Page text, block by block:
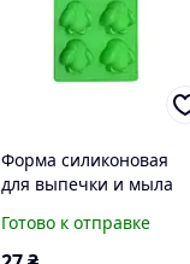
Форма силиконовая
для выпечки и мыла
18 х 3 см на 6 ячеек для
десертов и шоколада
Готово к отправке